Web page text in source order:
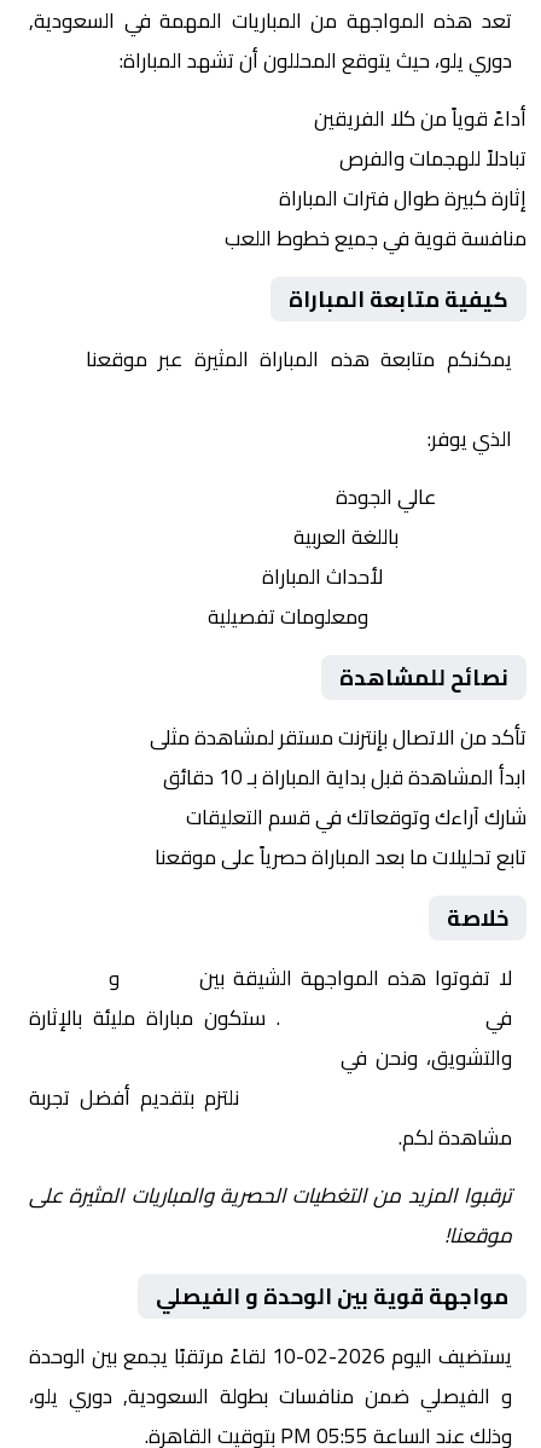
تعد هذه المواجهة من المباريات المهمة في السعودية,
دوري يلو، حيث يتوقع المحللون أن تشهد المباراة:
أداءً قوياً من كلا الفريقين
تبادلاً للهجمات والفرص
إثارة كبيرة طوال فترات المباراة
منافسة قوية في جميع خطوط اللعب
كيفية متابعة المباراة
يمكنكم متابعة هذه المباراة المثيرة عبر موقعنا
الذي يوفر:
عالي الجودة
باللغة العربية
لأحداث المباراة
ومعلومات تفصيلية
نصائح للمشاهدة
تأكد من الاتصال بإنترنت مستقر لمشاهدة مثلى
ابدأ المشاهدة قبل بداية المباراة بـ 10 دقائق
شارك آراءك وتوقعاتك في قسم التعليقات
تابع تحليلات ما بعد المباراة حصرياً على موقعنا
خلاصة
لا تفوتوا هذه المواجهة الشيقة بين و
في
. ستكون مباراة مليئة بالإثارة
والتشويق، ونحن في
نلتزم بتقديم أفضل تجربة
مشاهدة لكم.
ترقبوا المزيد من التغطيات الحصرية والمباريات المثيرة على
موقعنا!
مواجهة قوية بين الوحدة و الفيصلي
يستضيف اليوم 2026-02-10 لقاءً مرتقبًا يجمع بين الوحدة
و الفيصلي ضمن منافسات بطولة السعودية, دوري يلو،
وذلك عند الساعة 05:55 PM بتوقيت القاهرة.